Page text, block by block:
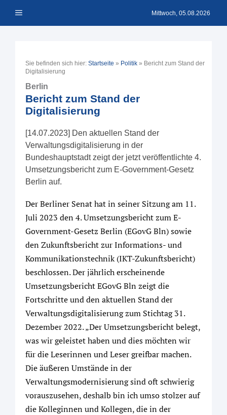
Inhalt Menü Mittwoch, 05.08.2026
Sie befinden sich hier: Startseite » Politik » Bericht zum Stand der
Digitalisierung
Berlin
Bericht zum Stand der
Digitalisierung
[14.07.2023] Den aktuellen Stand der
Verwaltungsdigitalisierung in der
Bundeshauptstadt zeigt der jetzt veröffentlichte 4.
Umsetzungsbericht zum E-Government-Gesetz
Berlin auf.
Der Berliner Senat hat in seiner Sitzung am 11.
Juli 2023 den 4. Umsetzungsbericht zum E-
Government-Gesetz Berlin (EGovG Bln) sowie
den Zukunftsbericht zur Informations- und
Kommunikationstechnik (IKT-Zukunftsbericht)
beschlossen. Der jährlich erscheinende
Umsetzungsbericht EGovG Bln zeigt die
Fortschritte und den aktuellen Stand der
Verwaltungsdigitalisierung zum Stichtag 31.
Dezember 2022. „Der Umsetzungsbericht belegt,
was wir geleistet haben und dies möchten wir
für die Leserinnen und Leser greifbar machen.
Die äußeren Umstände in der
Verwaltungsmodernisierung sind oft schwierig
vorauszusehen, deshalb bin ich umso stolzer auf
die Kolleginnen und Kollegen, die in der